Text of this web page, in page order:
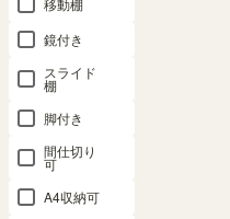
移動棚
鏡付き
スライド
棚
脚付き
間仕切り
可
A4収納可